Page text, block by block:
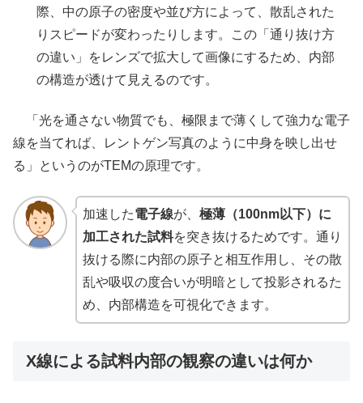
際、中の原子の密度や並び方によって、散乱された
りスピードが変わったりします。この「通り抜け方
の違い」をレンズで拡大して画像にするため、内部
の構造が透けて見えるのです。
「光を通さない物質でも、極限まで薄くして強力な電子
線を当てれば、レントゲン写真のように中身を映し出せ
る」というのがTEMの原理です。
加速した電子線が、 極薄（100nm以下）に
加工された試料を突き抜けるためです。通り
抜ける際に内部の原子と相互作用し、その散
乱や吸収の度合いが明暗として投影されるた
め、内部構造を可視化できます。
X線による試料内部の観察の違いは何か